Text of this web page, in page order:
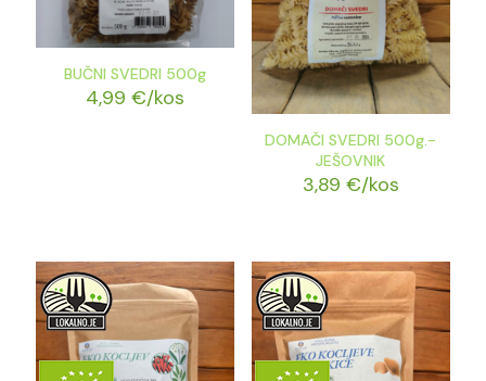
BUČNI SVEDRI 500g
4,99€/kos
DOMAČI SVEDRI 500g.-
JEŠOVNIK
3,89 €/kos